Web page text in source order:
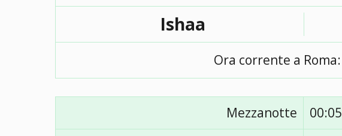
Ishaa
Ora corrente a Roma:
Mezzanotte
00:05